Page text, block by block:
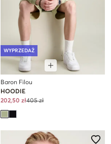
WYPRZEDAŻ
Baron Filou
HOODIE
202,50 zł405 zł